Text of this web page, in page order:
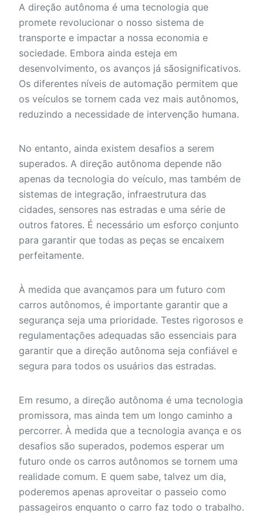
A direção autônoma é uma tecnologia que
promete revolucionar o nosso sistema de
transporte e impactar a nossa economia e
sociedade. Embora ainda esteja em
desenvolvimento, os avanços já sãosignificativos.
Os diferentes níveis de automação permitem que
os veículos se tornem cada vez mais autônomos,
reduzindo a necessidade de intervenção humana.
No entanto, ainda existem desafios a serem
superados. A direção autônoma depende não
apenas da tecnologia do veículo, mas também de
sistemas de integração, infraestrutura das
cidades, sensores nas estradas e uma série de
outros fatores. É necessário um esforço conjunto
para garantir que todas as peças se encaixem
perfeitamente.
À medida que avançamos para um futuro com
carros autônomos, é importante garantir que a
segurança seja uma prioridade. Testes rigorosos e
regulamentações adequadas são essenciais para
garantir que a direção autônoma seja confiável e
segura para todos os usuários das estradas.
Em resumo, a direção autônoma é uma tecnologia
promissora, mas ainda tem um longo caminho a
percorrer. À medida que a tecnologia avança e os
desafios são superados, podemos esperar um
futuro onde os carros autônomos se tornem uma
realidade comum. E quem sabe, talvez um dia,
poderemos apenas aproveitar o passeio como
passageiros enquanto o carro faz todo o trabalho.